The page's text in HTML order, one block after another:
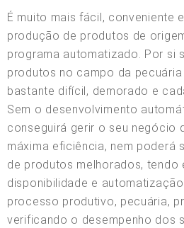
É muito mais fácil, conveniente
produção de produtos de
programa automatizado. Por si
produtos no campo da
bastante difícil, demorado e
Sem o desenvolvimento
conseguirá gerir o seu negócio
máxima eficiência, nem poderá
de produtos melhorados, tendo
disponibilidade e
processo produtivo, pecuária,
verificando o desempenho dos